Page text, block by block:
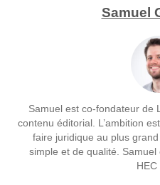
Samuel
Samuel est co-fondateur de
contenu éditorial. L’ambition
faire juridique au plus
simple et de qualité.
HEC